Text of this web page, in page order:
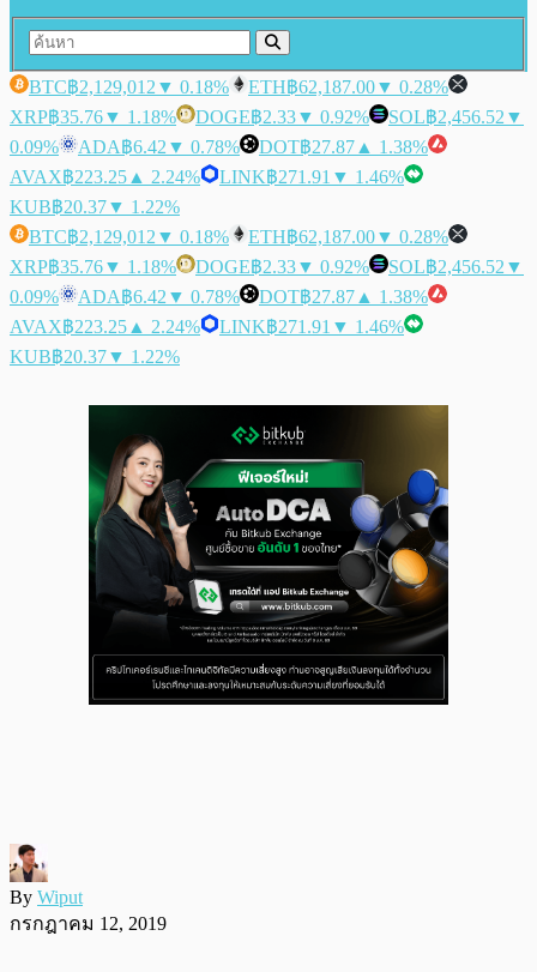
BTC฿2,129,012 ▼ 0.18% ETH฿62,187.00▼ 0.28%
XRP฿35.76▼ 1.18% DOGE฿2.33▼ 0.92% SOL฿2,456.52 ▼
0.09%
ADA฿6.42 ▼ 0.78% DOT฿27.87 ▲ 1.38%
AVAX฿223.25 ▲ 2.24% LINK฿271.91 ▼ 1.46%
KUB฿20.37▼ 1.22%
BTC฿2,129,012 ▼ 0.18% ETH฿62,187.00▼ 0.28%
XRP฿35.76▼ 1.18% DOGE฿2.33▼ 0.92% SOL฿2,456.52 ▼
0.09%
ADA฿6.42 ▼ 0.78% DOT฿27.87 ▲ 1.38%
AVAX฿223.25 ▲ 2.24% LINK฿271.91 ▼ 1.46%
KUB฿20.37▼ 1.22%
By Wiput
กรกฎาคม 12, 2019